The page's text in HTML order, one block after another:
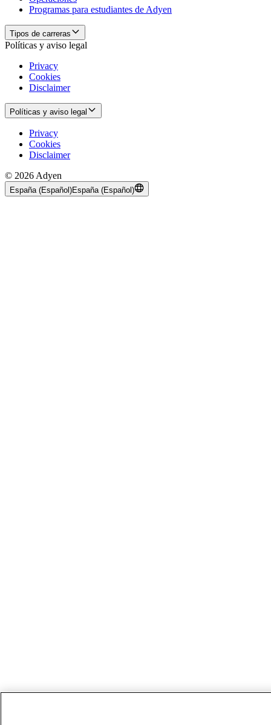
Programas para estudiantes de Adyen
Tipos de carreras
Políticas y aviso legal
Privacy
Cookies
Disclaimer
Políticas y aviso legal
Privacy
Cookies
Disclaimer
© 2026 Adyen
España (Español)España (Español)